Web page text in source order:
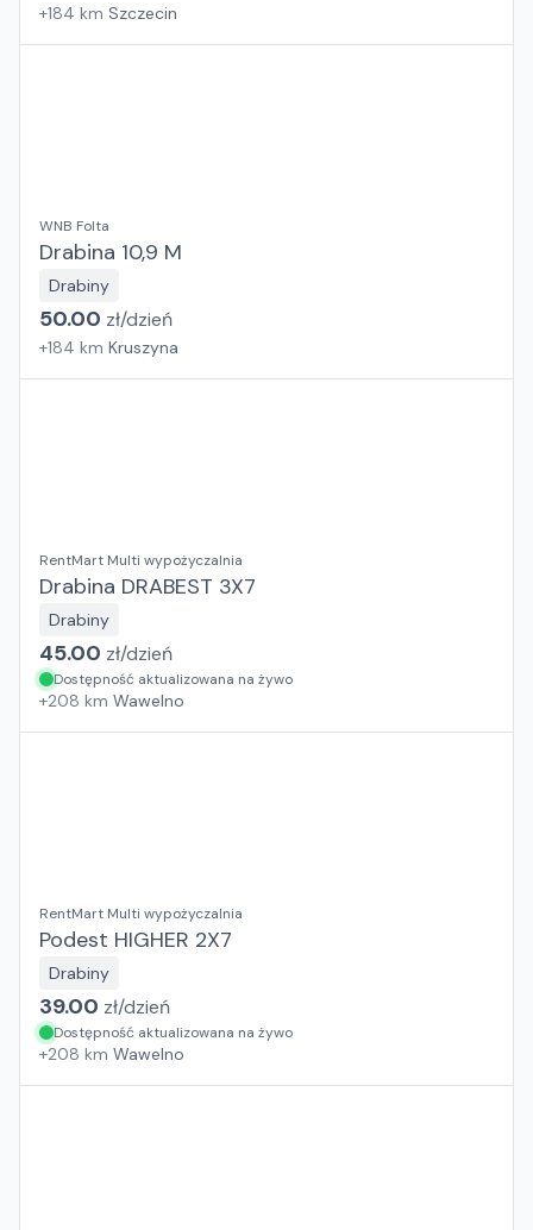
+184 km Szczecin
WNB Folta
Drabina 10,9 M
Drabiny
50.00 zł/dzień
+184 km Kruszyna
RentMart Multi wypożyczalnia
Drabina DRABEST 3X7
Drabiny
45.00 zł/dzień
Dostępność aktualizowana na żywo
+208 km Wawelno
RentMart Multi wypożyczalnia
Podest HIGHER 2X7
Drabiny
39.00 zł/dzień
Dostępność aktualizowana na żywo
+208 km Wawelno